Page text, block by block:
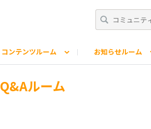
コンテンツルーム お知らせルーム
Q&Aルーム